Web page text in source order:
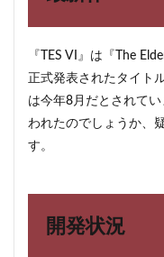
『TES VI』は『The
正式発表されたタイト
は今年8月だとされて
われたのでしょうか、
す。
開発状況